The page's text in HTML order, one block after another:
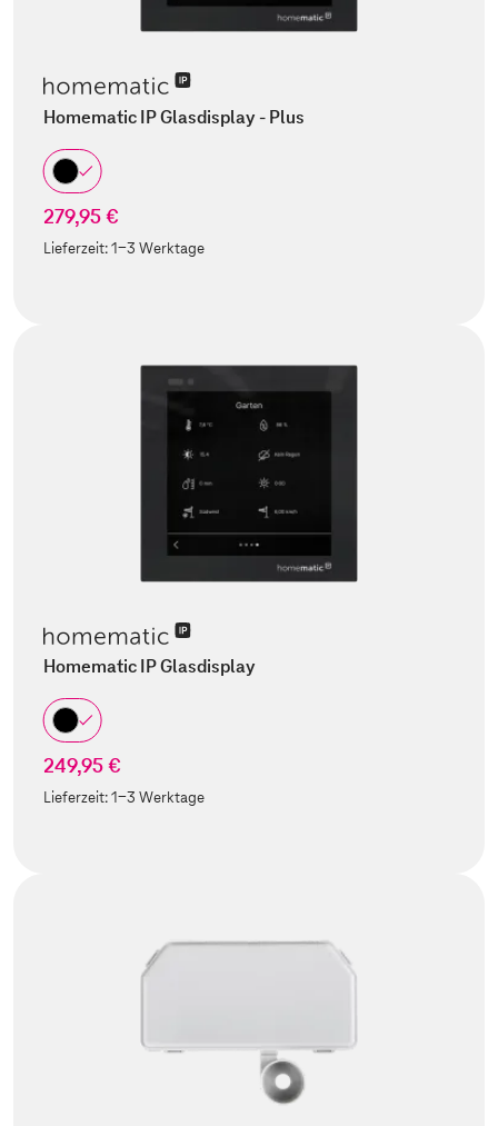
Homematic IP Glasdisplay - Plus
279,95 €
Lieferzeit:1-3 Werktage
Homematic IP Glasdisplay
249,95 €
Lieferzeit:1-3 Werktage